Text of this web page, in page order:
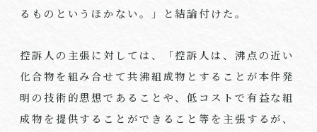
るものというほかない。」と結論付けた。
控訴人の主張に対しては、「控訴人は、沸点の近い
化合物を組み合せて共沸組成物とすることが本件発
明の技術的思想であることや、低コストで有益な組
成物を提供することができること等を主張するが、